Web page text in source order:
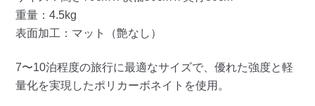
重量：4.5kg
表面加工：マット（艶なし）
7〜10泊程度の旅行に最適なサイズで、優れた強度と軽
量化を実現したポリカーボネイトを使用。